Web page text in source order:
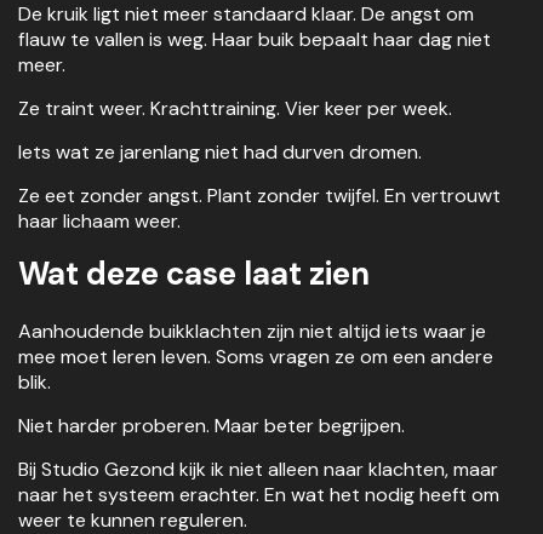
De kruik ligt niet meer standaard klaar. De angst om
flauw te vallen is weg. Haar buik bepaalt haar dag niet
meer.
Ze traint weer. Krachttraining. Vier keer per week.
Iets wat ze jarenlang niet had durven dromen.
Ze eet zonder angst. Plant zonder twijfel. En vertrouwt
haar lichaam weer.
Wat deze case laat zien
Aanhoudende buikklachten zijn niet altijd iets waar je
mee moet leren leven. Soms vragen ze om een andere
blik.
Niet harder proberen. Maar beter begrijpen.
Bij Studio Gezond kijk ik niet alleen naar klachten, maar
naar het systeem erachter. En wat het nodig heeft om
weer te kunnen reguleren.